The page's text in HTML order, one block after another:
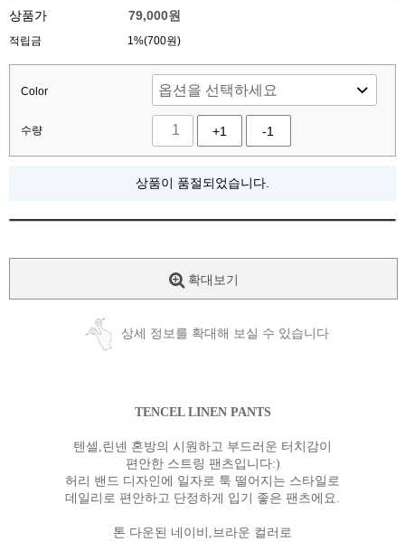
상품가 79,000원
적립금 1%(700원)
Color
수량 +1 -1
상품이 품절되었습니다.
확대보기
상세 정보를 확대해 보실 수 있습니다
TENCEL LINEN PANTS
텐셀,린넨 혼방의 시원하고 부드러운 터치감이
편안한 스트링 팬츠입니다:)
허리 밴드 디자인에 일자로 툭 떨어지는 스타일로
데일리로 편안하고 단정하게 입기 좋은 팬츠에요.
톤 다운된 네이비,브라운 컬러로